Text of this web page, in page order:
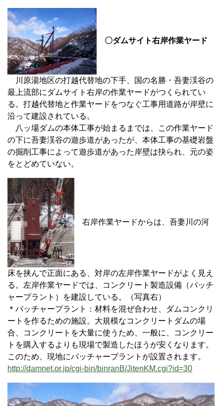
〇ダムサイト右岸作業ヤード
川原湯地区の打越代替地の下手、国の名勝・吾妻渓谷の
最上流部にダムサイト右岸の作業ヤードがつくられてい
る。打越代替地と作業ヤードをつなぐ工事用道路が岸壁に
沿って建設されている。
八ッ場ダムの本体工事が始まるまでは、この作業ヤード
の下に吾妻渓谷の遊歩道があったが、本体工事の基礎岩盤
の掘削工事によって遊歩道があった岸壁は抉られ、元の姿
をとどめていない。
右岸作業ヤードからは、吾妻川の河
床を挟んで正面にある、対岸の左岸作業ヤードがよく見え
る。左岸作業ヤードでは、コンクリート製造設備（バッチ
ャープラント）を建設している。（写真右）
＊バッチャープラント：材料を混ぜ合わせ、ダムコンクリ
ートを作るための施設。大規模なコンクリートダムの場
合、コンクリートを大量に使うため、一般に、コンクリー
トを購入するよりも現場で製造したほうが安くなります。
このため、現地にバッチャープラントが設置されます。
http://damnet.or.jp/cgi-bin/binranB/JitenKM.cgi?id=30